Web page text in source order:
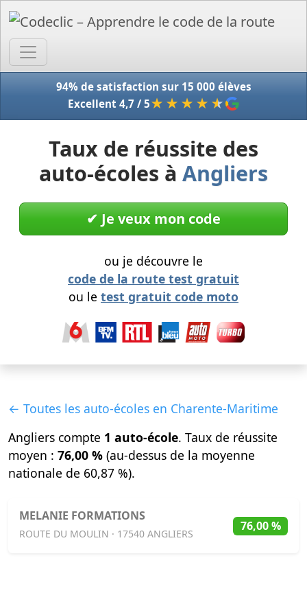
94% de satisfaction sur 15 000 élèves
Excellent 4,7 / 5★★★★ ★
Taux de réussite des
auto-écoles à Angliers
✔︎ Je veux mon code
ou je découvre le
code de la route test gratuit
ou le test gratuit code moto
← Toutes les auto-écoles en Charente-Maritime
Angliers compte 1 auto-école. Taux de réussite
moyen : 76,00 % (au-dessus de la moyenne
nationale de 60,87 %).
MELANIE FORMATIONS
ROUTE DU MOULIN · 17540 ANGLIERS
76,00 %